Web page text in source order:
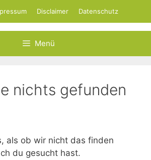
Disclaimer Datenschutz
Menü
nichts gefunden
als ob wir nicht das finden
du gesucht hast.